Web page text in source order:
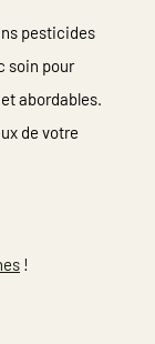
pesticides
soin pour
abordables.
de votre
!